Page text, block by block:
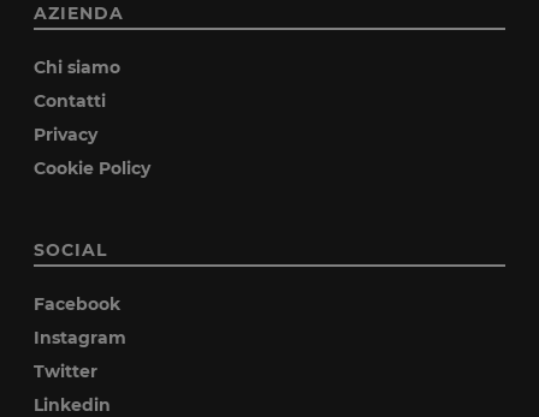
AZIENDA
Chi siamo
Contatti
Privacy
Cookie Policy
SOCIAL
Facebook
Instagram
Twitter
Linkedin